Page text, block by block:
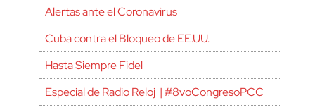
Alertas ante el Coronavirus
Cuba contra el Bloqueo de EE.UU.
Hasta Siempre Fidel
Especial de Radio Reloj | #8voCongresoPCC